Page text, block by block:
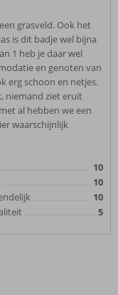
grasveld. Ook het
is dit badje wel bijna
1 heb je daar wel
en genoten van
erg schoon en netjes.
niemand ziet eruit
al hebben we een
waarschijnlijk
10
10
10
5